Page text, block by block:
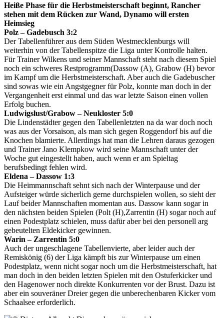
Heiße Phase für die Herbstmeisterschaft beginnt, Rancher
stehen mit dem Rücken zur Wand, Dynamo will ersten
Heimsieg
Polz – Gadebusch 3:2
Der Tabellenführer aus dem Süden Westmecklenburgs will
weiterhin von der Tabellenspitze die Liga unter Kontrolle halten.
Für Trainer Wilkens und seiner Mannschaft steht nach diesem Spiel
noch ein schweres Restprogramm(Dassow (A), Grabow (H) bevor
im Kampf um die Herbstmeisterschaft. Aber auch die Gadebuscher
sind sowas wie ein Angstgegner für Polz, konnte man doch in der
Vergangenheit erst einmal und das war letzte Saison einen vollen
Erfolg buchen.
Ludwigslust/Grabow – Neukloster 5:0
Die Lindenstädter gegen den Tabellenletzten na da war doch noch
was aus der Vorsaison, als man sich gegen Roggendorf bis auf die
Knochen blamierte. Allerdings hat man die Lehren daraus gezogen
und Trainer Jano Klempkow wird seine Mannschaft unter der
Woche gut eingestellt haben, auch wenn er am Spieltag
berufsbedingt fehlen wird.
Eldena – Dassow 1:3
Die Heimmannschaft sehnt sich nach der Winterpause und der
Aufsteiger würde sicherlich gerne durchspielen wollen, so sieht der
Lauf beider Mannschaften momentan aus. Dassow kann sogar in
den nächsten beiden Spielen (Polt (H),Zarrentin (H) sogar noch auf
einen Podestplatz schielen, muss dafür aber bei den personell arg
gebeutelten Eldekicker gewinnen.
Warin – Zarrentin 5:0
Auch der ungeschlagene Tabellenvierte, aber leider auch der
Remiskönig (6) der Liga kämpft bis zur Winterpause um einen
Podestplatz, wenn nicht sogar noch um die Herbstmeisterschaft, hat
man doch in den beiden letzten Spielen mit den Ostuferkicker und
den Hagenower noch direkte Konkurrenten vor der Brust. Dazu ist
aber ein souveräner Dreier gegen die unberechenbaren Kicker vom
Schaalsee erforderlich.